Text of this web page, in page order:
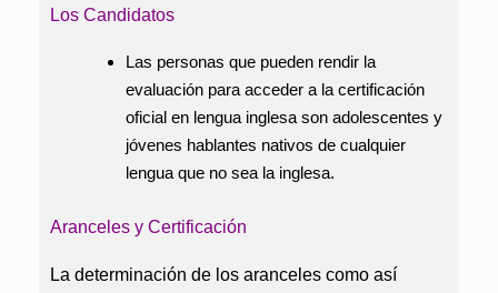
Los Candidatos
Las personas que pueden rendir la
evaluación para acceder a la certificación
oficial en lengua inglesa son adolescentes y
jóvenes hablantes nativos de cualquier
lengua que no sea la inglesa.
Aranceles y Certificación
La determinación de los aranceles como así